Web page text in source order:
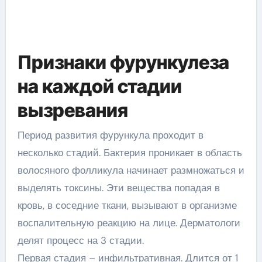
Признаки фурункулеза
на каждой стадии
вызревания
Период развития фурункула проходит в
несколько стадий. Бактерия проникает в область
волосяного фолликула начинает размножаться и
выделять токсины. Эти вещества попадая в
кровь, в соседние ткани, вызывают в организме
воспалительную реакцию на лице. Дерматологи
делят процесс на 3 стадии.
Первая стадия – инфильтративная. Длится от 1